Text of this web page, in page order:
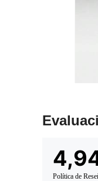
Política de